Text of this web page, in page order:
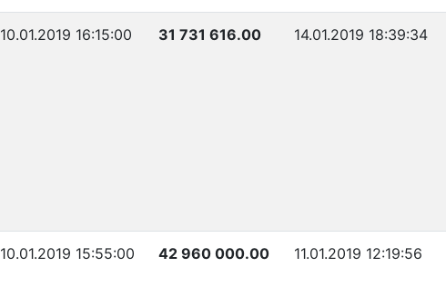
10.01.2019 16:15:00 31 731 616.00 14.01.2019 18:39:34
10.01.2019 15:55:00 42 960 000.00 11.01.2019 12:19:56